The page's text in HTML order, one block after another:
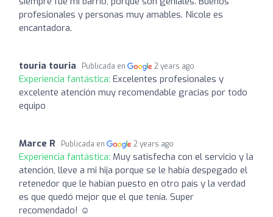
profesionales y personas muy amables. Nicole es
encantadora.
touria touria Publicada en 2 years ago
Experiencia fantástica: Excelentes profesionales y
excelente atención muy recomendable gracias por todo
equipo
Marce R Publicada en 2 years ago
Experiencia fantástica: Muy satisfecha con el servicio y la
atención, lleve a mi hija porque se le había despegado el
retenedor que le habían puesto en otro país y la verdad
es que quedó mejor que el que tenía. Super
recomendado! ☺️